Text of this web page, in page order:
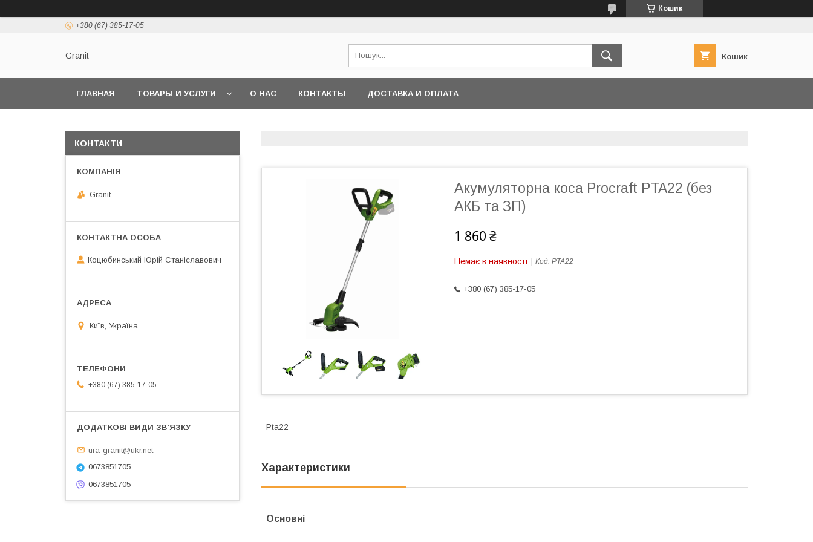
Кошик
+380 (67) 385-17-05
Granit Кошик
ГЛАВНАЯ ТОВАРЫ И УСЛУГИ О НАС КОНТАКТЫ ДОСТАВКА И ОПЛАТА
Акумуляторна коса Procraft PTA22 (без
АКБ та ЗП)
1 860 ₴
Немає в наявності Код: PTA22
+380 (67) 385-17-05
Pta22
Характеристики
Основні
КОНТАКТИ
Granit
Коцюбинський Юрій Станіславович
Київ, Україна
+380 (67) 385-17-05
ura-granit@ukr.net
0673851705
0673851705